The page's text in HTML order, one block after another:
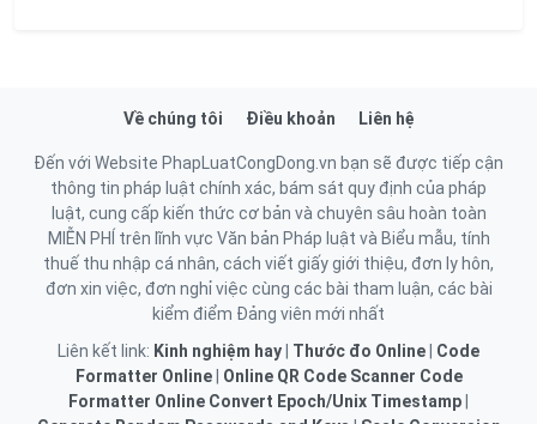
Về chúng tôi Điều khoản Liên hệ
Đến với Website PhapLuatCongDong.vn bạn sẽ được tiếp cận
thông tin pháp luật chính xác, bám sát quy định của pháp
luật, cung cấp kiến thức cơ bản và chuyên sâu hoàn toàn
MIỄN PHÍ trên lĩnh vực Văn bản Pháp luật và Biểu mẫu, tính
thuế thu nhập cá nhân, cách viết giấy giới thiệu, đơn ly hôn,
đơn xin việc, đơn nghỉ việc cùng các bài tham luận, các bài
kiểm điểm Đảng viên mới nhất
Liên kết link: Kinh nghiệm hay Thước đo Online
Code
Formatter Online| Online QR Code Scanner Code
Formatter Online Convert Epoch/Unix Timestamp